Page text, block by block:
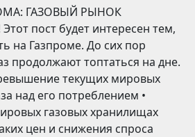
ГАЗОВЫЙ РЫНОК
пост будет интересен тем,
на Газпроме. До сих пор
продолжают топтаться на дне.
текущих мировых
над его потреблением •
газовых хранилищах
цен и снижения спроса